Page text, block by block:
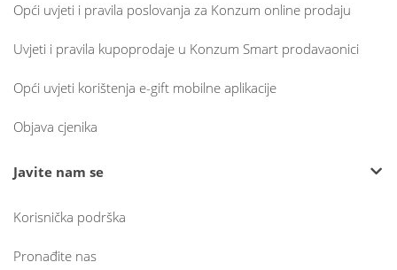
Opći uvjeti i pravila poslovanja za Konzum online prodaju
Uvjeti i pravila kupoprodaje u Konzum Smart prodavaonici
Opći uvjeti korištenja e-gift mobilne aplikacije
Objava cjenika
Javite nam se
Korisnička podrška
Pronađite nas